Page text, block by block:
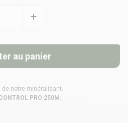
au panier
de notre minéralisant.
PRO 250M .